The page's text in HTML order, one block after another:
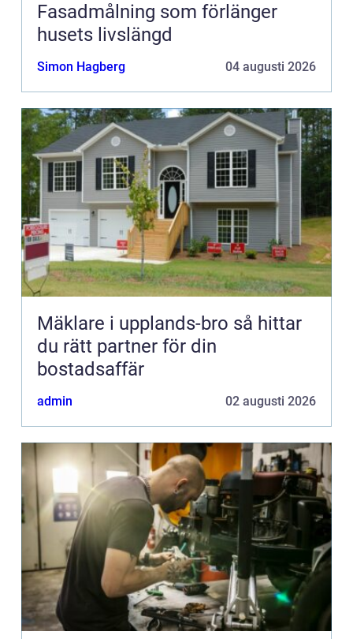
Fasadmålning som förlänger
husets livslängd
Simon Hagberg 04 augusti 2026
Mäklare i upplands-bro så hittar
du rätt partner för din
bostadsaffär
admin 02 augusti 2026